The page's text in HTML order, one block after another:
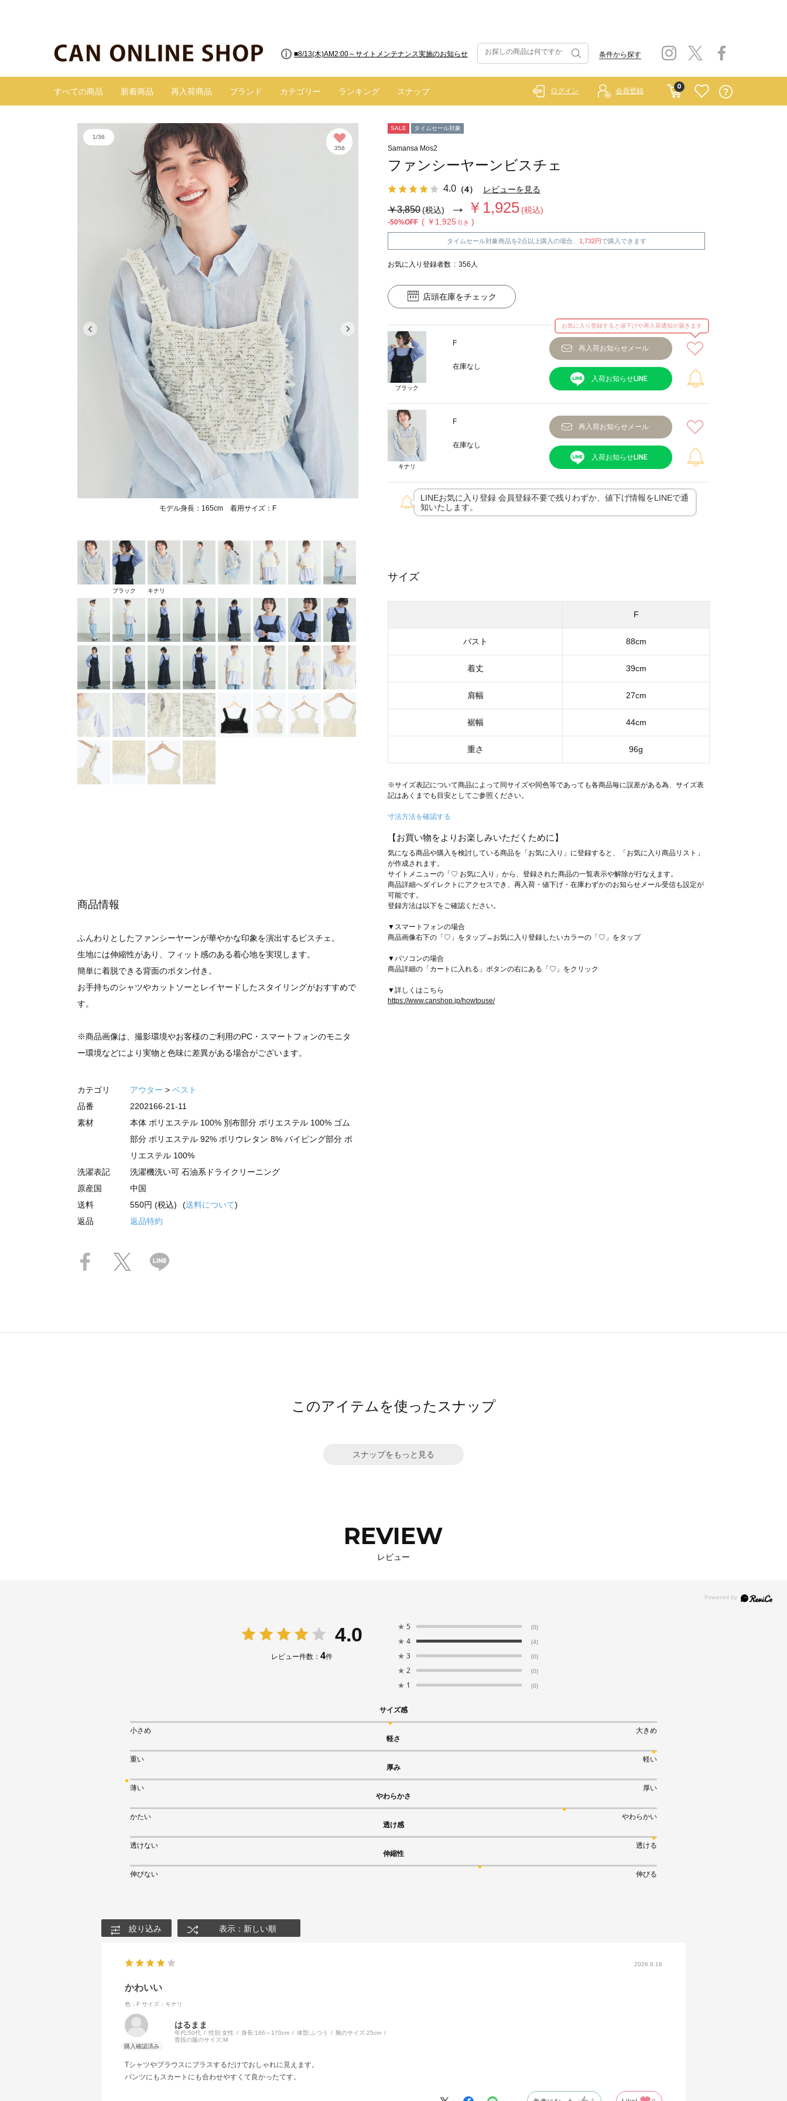
■8/13(木)AM2:00～サイトメンテナンス実施のお知らせ
■【お知らせ】ヤマト運輸の配送遅延・停止について 条件から探す
すべての商品 新着商品 再入荷商品 ブランド カテゴリー ランキング スナップ
0
ログイン 会員登録
1/36
モデル身長：165cm 着用サイズ：F
カラー：ブラック
356
ブラック キナリ
商品情報
ふんわりとしたファンシーヤーンが華やかな印象を演出するビスチェ。
生地には伸縮性があり、フィット感のある着心地を実現します。
簡単に着脱できる背面のボタン付き。
お手持ちのシャツやカットソーとレイヤードしたスタイリングがおすすめで
す。
※商品画像は、撮影環境やお客様のご利用のPC・スマートフォンのモニタ
ー環境などにより実物と色味に差異がある場合がございます。
カテゴリ アウター > ベスト
品番
2202166-21-11
素材
本体 ポリエステル 100% 別布部分 ポリエステル 100% ゴム
部分 ポリエステル 92% ポリウレタン 8% パイピング部分 ポ
リエステル 100%
洗濯表記
洗濯機洗い可 石油系ドライクリーニング
原産国
中国
送料
550円 (税込) (送料について)
返品
返品特約
SALE タイムセール対象
Samansa Mos2
ファンシーヤーンビスチェ
4.0 （4） レビューを見る
￥3,850(税込) → ￥1,925 (税込)
-50%OFF ( ￥1,925 引き )
タイムセール対象商品を2点以上購入の場合、 1,732円で購入できます
お気に入り登録者数 356 人
店頭在庫をチェック
お気に入り登録すると値下げや再入荷通知が届きます
ブラック
F
在庫なし
再入荷お知らせメール
キナリ
F
在庫なし
再入荷お知らせメール
LINEお気に入り登録 会員登録不要で残りわずか、値下げ情報をLINEで通
知いたします。
サイズ
F
バスト 88cm
着丈 39cm
肩幅 27cm
裾幅 44cm
重さ 96g
※サイズ表記について商品によって同サイズや同色等であっても各商品毎に誤差がある為、サイズ表
記はあくまでも目安としてご参照ください。
寸法方法を確認する
【お買い物をよりお楽しみいただくために】
気になる商品や購入を検討している商品を「お気に入り」に登録すると、「お気に入り商品リスト」
が作成されます。
サイトメニューの「♡ お気に入り」から、登録された商品の一覧表示や解除が行なえます。
商品詳細へダイレクトにアクセスでき、再入荷・値下げ・在庫わずかのお知らせメール受信も設定が
可能です。
登録方法は以下をご確認ください。
▼スマートフォンの場合
商品画像右下の「♡」をタップ→お気に入り登録したいカラーの「♡」をタップ
▼パソコンの場合
商品詳細の「カートに入れる」ボタンの右にある「♡」をクリック
▼詳しくはこちら
https://www.canshop.jp/howtouse/
このアイテムを使ったスナップ
スナップをもっと見る
REVIEW
レビュー
4.0
レビュー件数： 4件
★ 5 (0)
★ 4 (4)
★ 3 (0)
★ 2 (0)
★ 1 (0)
サイズ感
小さめ
大きめ
軽さ
重い
軽い
厚み
薄い
厚い
やわらかさ
かたい
やわらかい
透け感
透けない
透ける
伸縮性
伸びない 伸びる
絞り込み 表示：新しい順
2026.6.16
かわいい
色：F サイズ：キナリ
はるまま
年代:50代 性別:女性 身長:166～170cm 体型: ふつう 靴のサイズ:25cm
普段の服のサイズ:M
Tシャツやブラウスにブラスするだけでおしゃれに見えます。
パンツにもスカートにも合わせやすくて良かったてす。